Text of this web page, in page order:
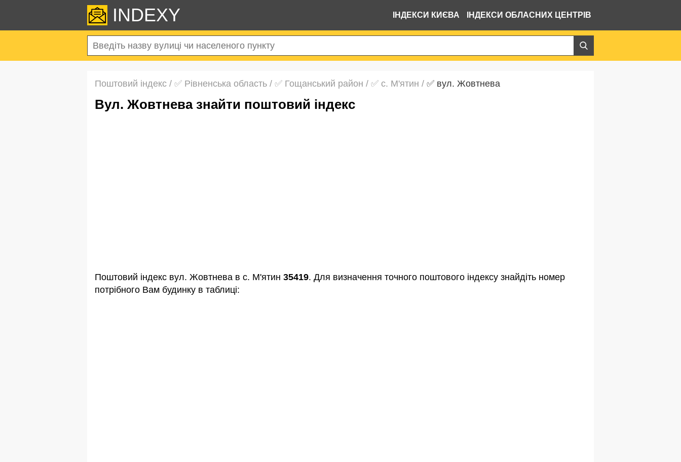
INDEXY ІНДЕКСИ КИЄВА ІНДЕКСИ ОБЛАСНИХ ЦЕНТРІВ
Поштовий індекс / ✅ Рівненська область / ✅ Гощанський район / ✅ с. М'ятин / ✅ вул. Жовтнева
вул. Жовтнева знайти поштовий індекс
Поштовий індекс вул. Жовтнева в с. М'ятин 35419. Для визначення точного поштового індексу знайдіть номер
потрібного Вам будинку в таблиці: